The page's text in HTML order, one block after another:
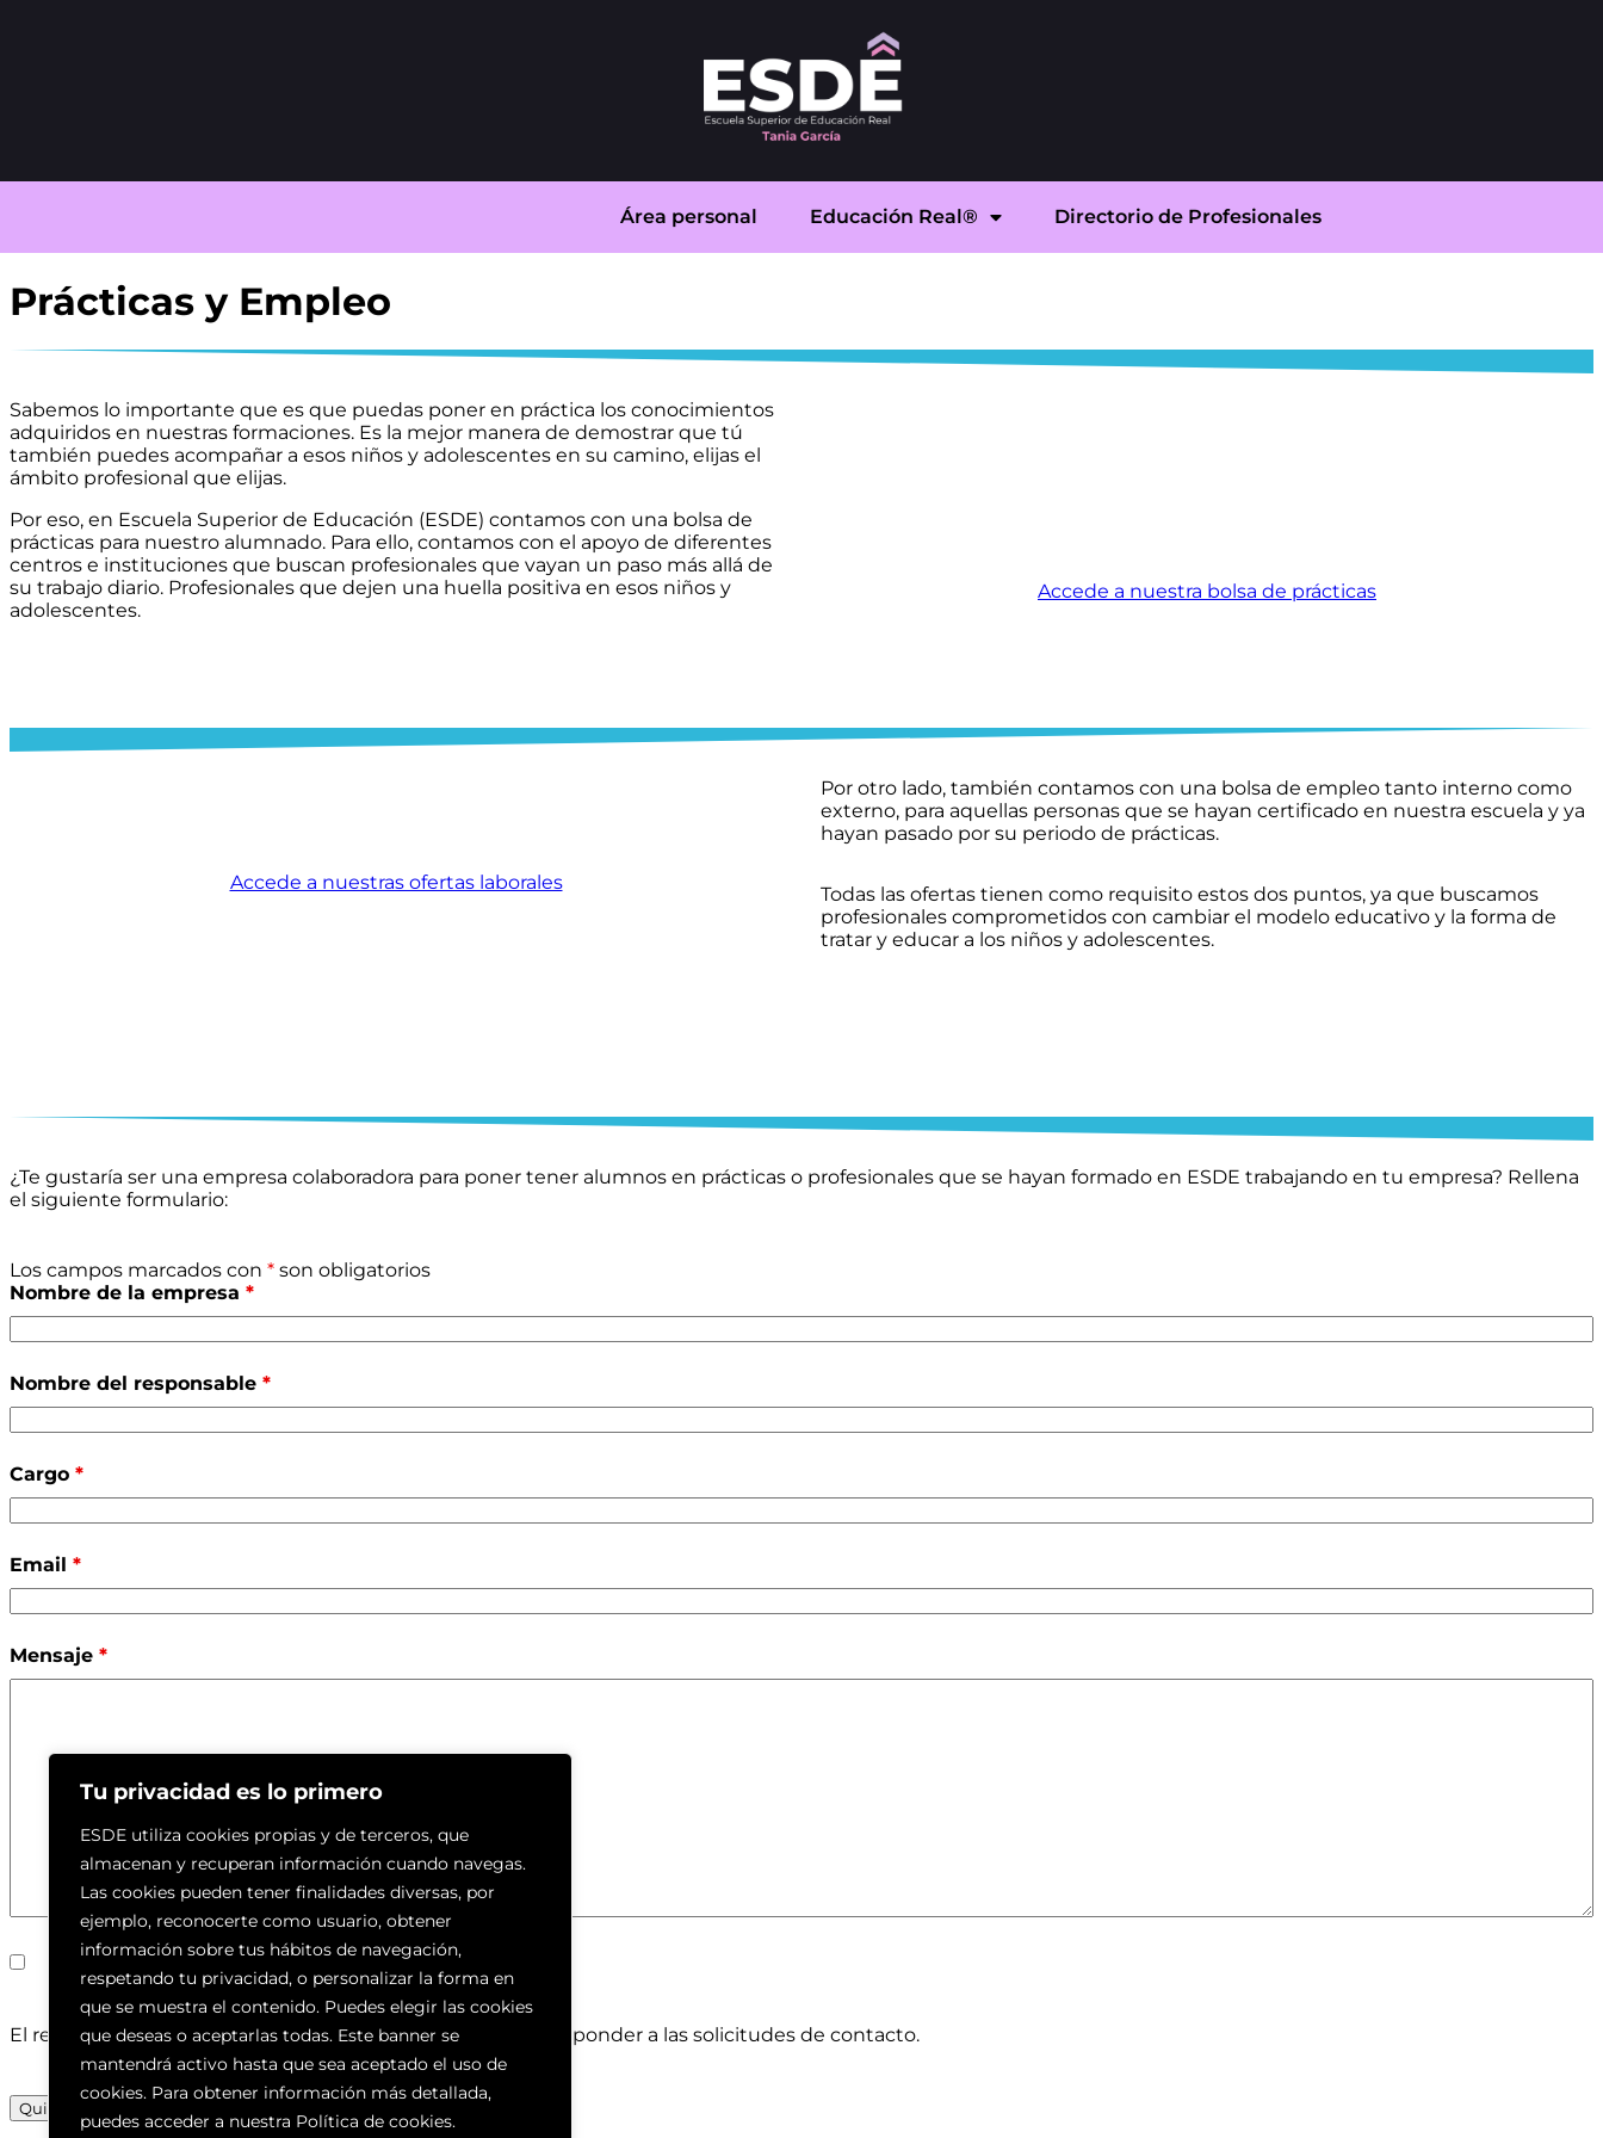
Tu privacidad es lo primero
ESDE utiliza cookies propias y de terceros, que
almacenan y recuperan información cuando navegas.
Las cookies pueden tener finalidades diversas, por
ejemplo, reconocerte como usuario, obtener
información sobre tus hábitos de navegación,
respetando tu privacidad, o personalizar la forma en
que se muestra el contenido. Puedes elegir las cookies
que deseas o aceptarlas todas. Este banner se
mantendrá activo hasta que sea aceptado el uso de
cookies. Para obtener información más detallada,
puedes acceder a nuestra Política de cookies.
Área personal Educación Real® Directorio de Profesionales
Prácticas y Empleo
Sabemos lo importante que es que puedas poner en práctica los conocimientos
adquiridos en nuestras formaciones. Es la mejor manera de demostrar que tú
también puedes acompañar a esos niños y adolescentes en su camino, elijas el
ámbito profesional que elijas.
Por eso, en Escuela Superior de Educación (ESDE) contamos con una bolsa de
prácticas para nuestro alumnado. Para ello, contamos con el apoyo de diferentes
centros e instituciones que buscan profesionales que vayan un paso más allá de
su trabajo diario. Profesionales que dejen una huella positiva en esos niños y
adolescentes.
Accede a nuestra bolsa de prácticas
Accede a nuestras ofertas laborales
Por otro lado, también contamos con una bolsa de empleo tanto interno como
externo, para aquellas personas que se hayan certificado en nuestra escuela y ya
hayan pasado por su periodo de prácticas.
Todas las ofertas tienen como requisito estos dos puntos, ya que buscamos
profesionales comprometidos con cambiar el modelo educativo y la forma de
tratar y educar a los niños y adolescentes.
¿Te gustaría ser una empresa colaboradora para poner tener alumnos en prácticas o profesionales que se hayan formado en ESDE trabajando en tu empresa? Rellena
el siguiente formulario:
Los campos marcados con * son obligatorios
Nombre de la empresa *
Nombre del responsable *
Cargo *
Email *
Mensaje *
He leído y acepto la Política de Privacidad
El responsable, Tanía García, usará esta información para responder a las solicitudes de contacto.